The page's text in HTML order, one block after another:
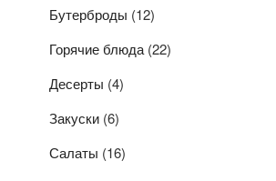
Бутерброды (12)
Горячие блюда (22)
Десерты (4)
Закуски (6)
Салаты (16)